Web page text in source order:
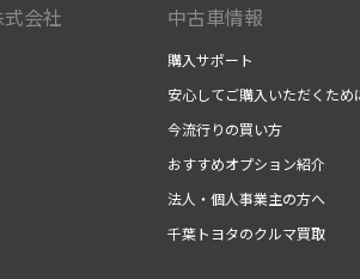
会社 中古車情報
購入サポート
安心してご購入いただくため
今流行りの買い方
おすすめオプション紹介
法人・個人事業主の方へ
千葉トヨタのクルマ買取